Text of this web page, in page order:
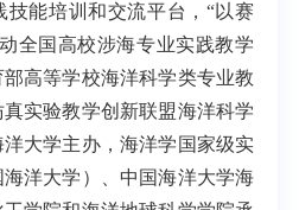
能培训和交流平台，“以赛
全国高校涉海专业实践教学
高等学校海洋科学类专业教
实验教学创新联盟海洋科学
大学主办，海洋学国家级实
洋大学）、中国海洋大学海